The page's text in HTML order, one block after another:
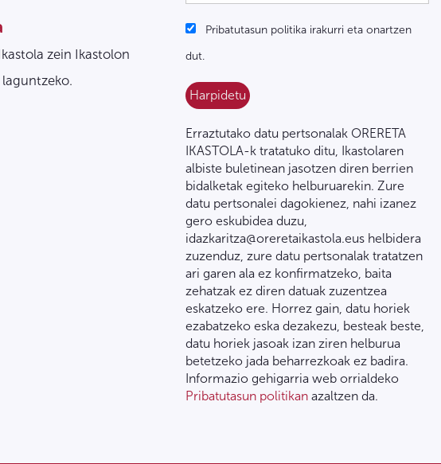
zein Ikastolon
Pribatutasun politika irakurri eta onartzen
dut.
Erraztutako datu pertsonalak ORERETA
IKASTOLA-k tratatuko ditu, Ikastolaren
albiste buletinean jasotzen diren berrien
bidalketak egiteko helburuarekin. Zure
datu pertsonalei dagokienez, nahi izanez
gero eskubidea duzu,
idazkaritza@oreretaikastola.eus helbidera
zuzenduz, zure datu pertsonalak tratatzen
ari garen ala ez konfirmatzeko, baita
zehatzak ez diren datuak zuzentzea
eskatzeko ere. Horrez gain, datu horiek
ezabatzeko eska dezakezu, besteak beste,
datu horiek jasoak izan ziren helburua
betetzeko jada beharrezkoak ez badira.
Informazio gehigarria web orrialdeko
Pribatutasun politikanazaltzen da.